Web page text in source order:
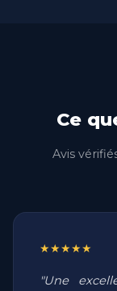
Ce
Avis
★★★★★
"Une